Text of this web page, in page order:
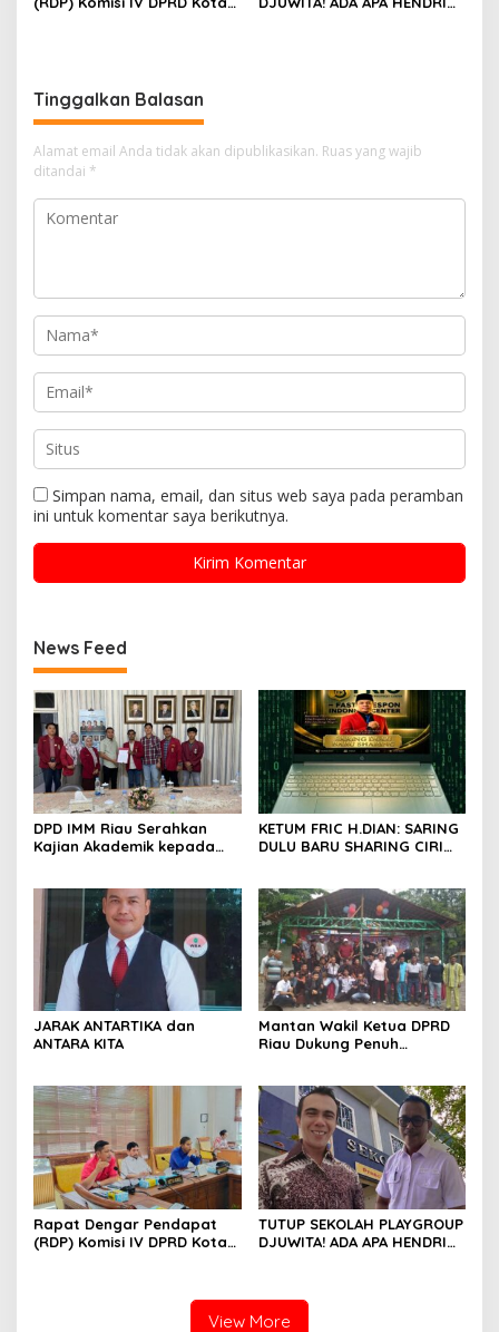
Tinggalkan Balasan
Alamat email Anda tidak akan dipublikasikan. Ruas yang wajib
ditandai *
Simpan nama, email, dan situs web saya pada peramban
ini untuk komentar saya berikutnya.
News Feed
DPD IMM Riau Serahkan
Kajian Akademik kepada
KETUM FRIC H.DIAN: SARING
DULU BARU SHARING CIRI
JARAK ANTARTIKA dan
ANTARA KITA
Mantan Wakil Ketua DPRD
Riau Dukung Penuh
Kabupaten Kepulauan
Meranti
Rapat Dengar Pendapat
(RDP) Komisi IV DPRD Kota
TUTUP SEKOLAH PLAYGROUP
DJUWITA! ADA APA HENDRI
View More